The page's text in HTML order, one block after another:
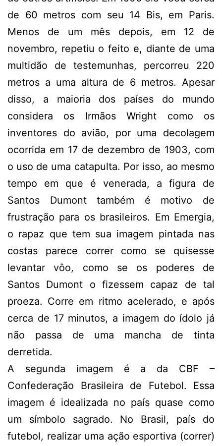
de 60 metros com seu 14 Bis, em Paris.
Menos de um mês depois, em 12 de
novembro, repetiu o feito e, diante de uma
multidão de testemunhas, percorreu 220
metros a uma altura de 6 metros. Apesar
disso, a maioria dos países do mundo
considera os Irmãos Wright como os
inventores do avião, por uma decolagem
ocorrida em 17 de dezembro de 1903, com
o uso de uma catapulta. Por isso, ao mesmo
tempo em que é venerada, a figura de
Santos Dumont também é motivo de
frustração para os brasileiros. Em Emergia,
o rapaz que tem sua imagem pintada nas
costas parece correr como se quisesse
levantar vôo, como se os poderes de
Santos Dumont o fizessem capaz de tal
proeza. Corre em ritmo acelerado, e após
cerca de 17 minutos, a imagem do ídolo já
não passa de uma mancha de tinta
derretida.
A segunda imagem é a da CBF –
Confederação Brasileira de Futebol. Essa
imagem é idealizada no país quase como
um símbolo sagrado. No Brasil, país do
futebol, realizar uma ação esportiva (correr)